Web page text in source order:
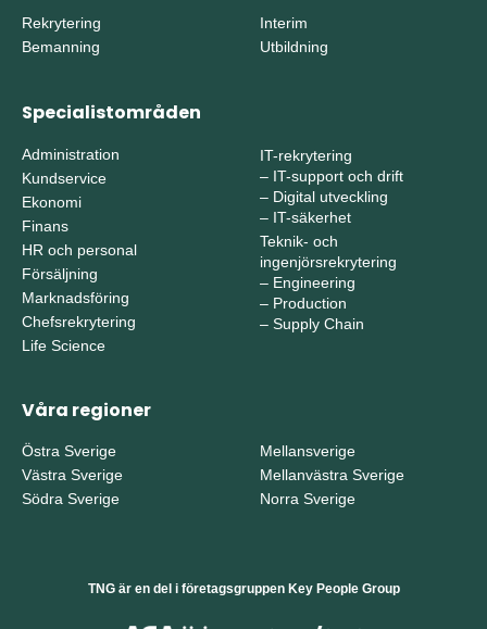
Rekrytering
Bemanning
Interim
Utbildning
Specialistområden
Administration
Kundservice
Ekonomi
Finans
HR och personal
Försäljning
Marknadsföring
Chefsrekrytering
Life Science
IT-rekrytering
– IT-support och drift
– Digital utveckling
– IT-säkerhet
Teknik- och
ingenjörsrekrytering
– Engineering
– Production
– Supply Chain
Våra regioner
Östra Sverige
Västra Sverige
Södra Sverige
Mellansverige
Mellanvästra Sverige
Norra Sverige
TNG är en del i företagsgruppen Key People Group